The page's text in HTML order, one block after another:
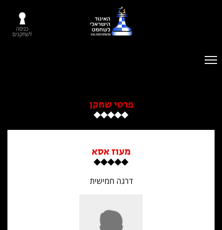
כניסה
לשחקנים
פרטי שחקן
מעוז אסא
דרגה חמישית